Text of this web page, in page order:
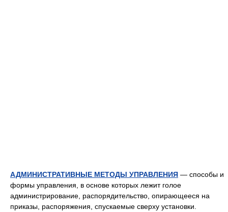
АДМИНИСТРАТИВНЫЕ МЕТОДЫ УПРАВЛЕНИЯ — способы и
формы управления, в основе которых лежит голое
администрирование, распорядительство, опирающееся на
приказы, распоряжения, спускаемые сверху установки.